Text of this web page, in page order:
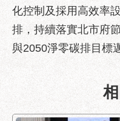
合
發
包
中
心
補
化控制及採用高效率
排，持續落實北市府
與2050淨零碳排目標